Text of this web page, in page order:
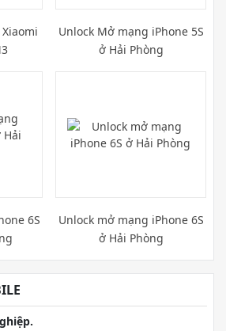
Unlock Mở mạng iPhone 5S
ở Hải Phòng
6S
Unlock mở mạng iPhone 6S
ở Hải Phòng